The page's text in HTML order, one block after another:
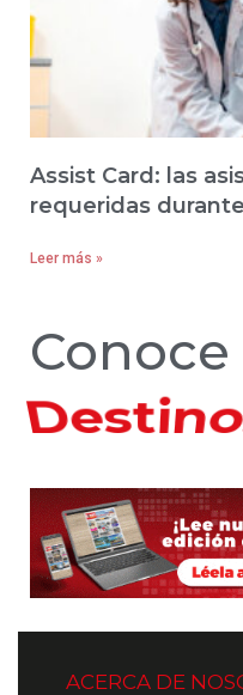
Assist Card: las
requeridas
Leer más »
Conoce
Hoteles
ACERCA DE